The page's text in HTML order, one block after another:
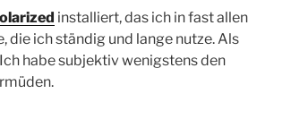
installiert, das ich in fast allen
ich ständig und lange nutze. Als
habe subjektiv wenigstens den